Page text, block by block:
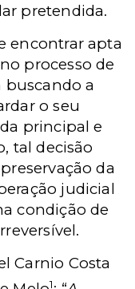
pretendida.
encontrar apta
processo de
buscando a
o seu
principal e
tal decisão
da
judicial
condição de
Carnio Costa
1